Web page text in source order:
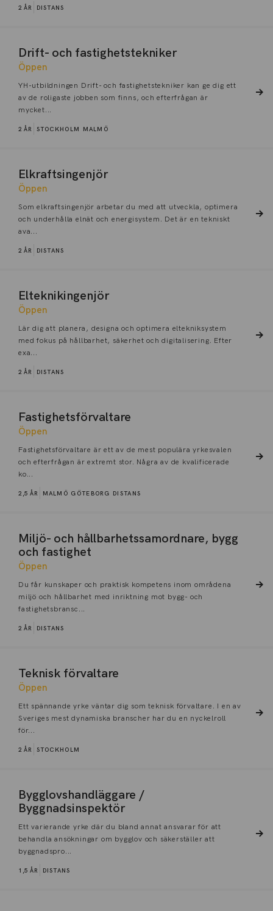
2 ÅR DISTANS
Drift- och fastighetstekniker
Öppen
YH-utbildningen Drift- och fastighetstekniker kan ge dig ett
av de roligaste jobben som finns, och efterfrågan är
mycket...
2 ÅR STOCKHOLM MALMÖ
Elkraftsingenjör
Öppen
Som elkraftsingenjör arbetar du med att utveckla, optimera
och underhålla elnät och energisystem. Det är en tekniskt
ava...
2 ÅR DISTANS
Elteknikingenjör
Öppen
Lär dig att planera, designa och optimera eltekniksystem
med fokus på hållbarhet, säkerhet och digitalisering. Efter
exa...
2 ÅR DISTANS
Fastighetsförvaltare
Öppen
Fastighetsförvaltare är ett av de mest populära yrkesvalen
och efterfrågan är extremt stor. Några av de kvalificerade
ko...
2,5 ÅR MALMÖ GÖTEBORG DISTANS
Miljö- och hållbarhetssamordnare, bygg
och fastighet
Öppen
Du får kunskaper och praktisk kompetens inom områdena
miljö och hållbarhet med inriktning mot bygg- och
fastighetsbransc...
2 ÅR DISTANS
Teknisk förvaltare
Öppen
Ett spännande yrke väntar dig som teknisk förvaltare. I en av
Sveriges mest dynamiska branscher har du en nyckelroll
för...
2 ÅR STOCKHOLM
Bygglovshandläggare /
Byggnadsinspektör
Ett varierande yrke där du bland annat ansvarar för att
behandla ansökningar om bygglov och säkerställer att
byggnadspro...
1,5 ÅR DISTANS